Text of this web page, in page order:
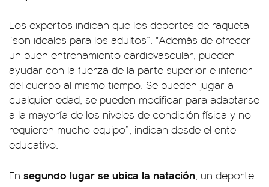
Los expertos indican que los deportes de raqueta
“son ideales para los adultos”. "Además de ofrecer
un buen entrenamiento cardiovascular, pueden
ayudar con la fuerza de la parte superior e inferior
del cuerpo al mismo tiempo. Se pueden jugar a
cualquier edad, se pueden modificar para adaptarse
a la mayoría de los niveles de condición física y no
requieren mucho equipo”, indican desde el ente
educativo.
En segundo lugar se ubica la natación, un deporte